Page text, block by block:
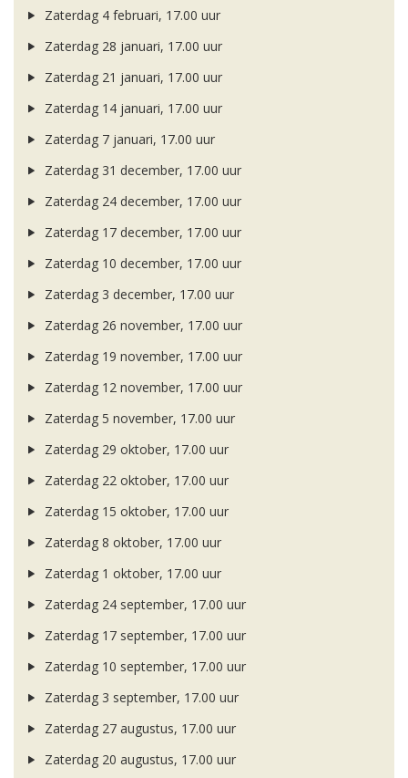
Zaterdag 4 februari, 17.00 uur
Zaterdag 28 januari, 17.00 uur
Zaterdag 21 januari, 17.00 uur
Zaterdag 14 januari, 17.00 uur
Zaterdag 7 januari, 17.00 uur
Zaterdag 31 december, 17.00 uur
Zaterdag 24 december, 17.00 uur
Zaterdag 17 december, 17.00 uur
Zaterdag 10 december, 17.00 uur
Zaterdag 3 december, 17.00 uur
Zaterdag 26 november, 17.00 uur
Zaterdag 19 november, 17.00 uur
Zaterdag 12 november, 17.00 uur
Zaterdag 5 november, 17.00 uur
Zaterdag 29 oktober, 17.00 uur
Zaterdag 22 oktober, 17.00 uur
Zaterdag 15 oktober, 17.00 uur
Zaterdag 8 oktober, 17.00 uur
Zaterdag 1 oktober, 17.00 uur
Zaterdag 24 september, 17.00 uur
Zaterdag 17 september, 17.00 uur
Zaterdag 10 september, 17.00 uur
Zaterdag 3 september, 17.00 uur
Zaterdag 27 augustus, 17.00 uur
Zaterdag 20 augustus, 17.00 uur